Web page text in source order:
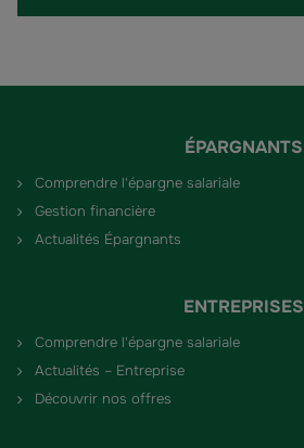
ÉPARGNANTS
Comprendre l'épargne salariale
Gestion financière
Actualités Épargnants
ENTREPRISES
Comprendre l'épargne salariale
Actualités – Entreprise
Découvrir nos offres